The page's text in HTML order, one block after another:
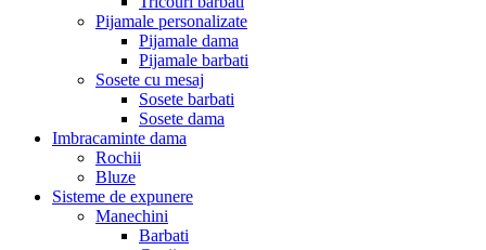
Pijamale personalizate
Pijamale dama
Pijamale barbati
Sosete cu mesaj
Sosete barbati
Sosete dama
Imbracaminte dama
Rochii
Bluze
Sisteme de expunere
Manechini
Barbati